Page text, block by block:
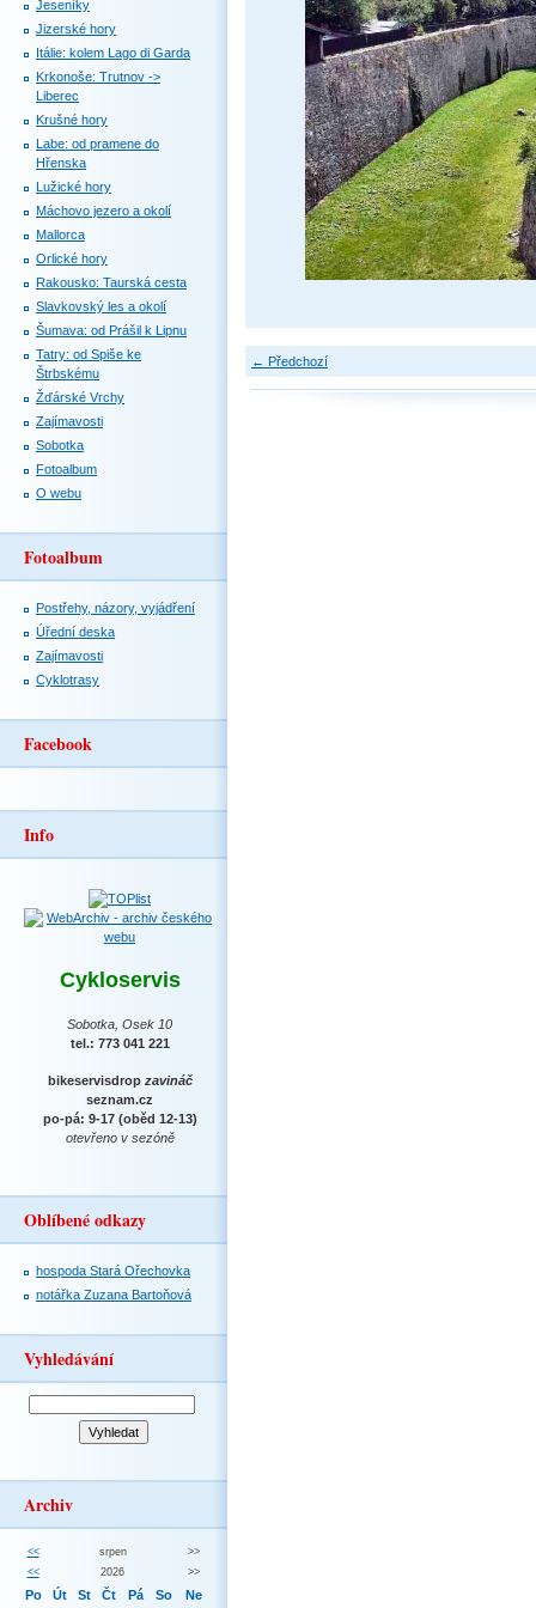
← Předchozí
Jeseníky
Jizerské hory
Itálie: kolem Lago di Garda
Krkonoše: Trutnov ->
Liberec
Krušné hory
Labe: od pramene do
Hřenska
Lužické hory
Máchovo jezero a okolí
Mallorca
Orlické hory
Rakousko: Taurská cesta
Slavkovský les a okolí
Šumava: od Prášil k Lipnu
Tatry: od Spiše ke
Štrbskému
Žďárské Vrchy
Zajímavosti
Sobotka
Fotoalbum
O webu
Fotoalbum
Postřehy, názory, vyjádření
Úřední deska
Zajímavosti
Cyklotrasy
Facebook
Info
Cykloservis
Sobotka, Osek 10
tel.: 773 041 221
bikeservisdrop zavináč
seznam.cz
po-pá: 9-17 (oběd 12-13)
otevřeno v sezóně
Oblíbené odkazy
hospoda Stará Ořechovka
notářka Zuzana Bartoňová
Vyhledávání
Archiv
<< srpen
>>
<<
2026 >>
Po Út St Čt Pá So Ne